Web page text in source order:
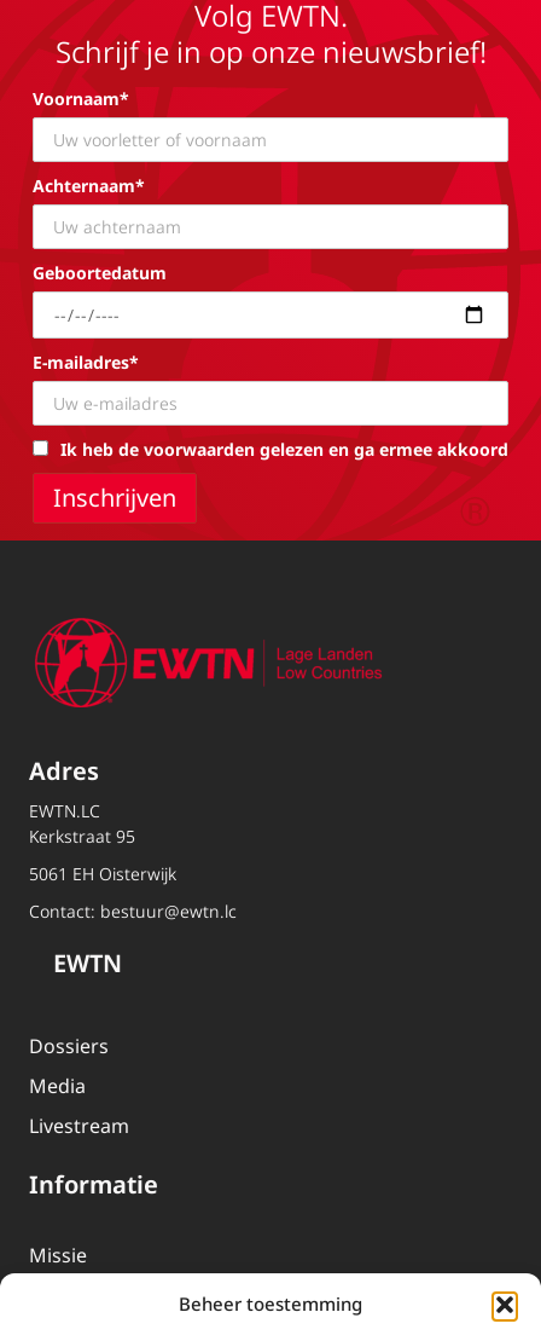
Beheer toestemming
Volg EWTN.
Schrijf je in op onze nieuwsbrief!
Voornaam*
Achternaam*
Geboortedatum
E-mailadres*
Ik heb de voorwaarden gelezen en ga ermee akkoord
Adres
EWTN.LC
Kerkstraat 95
5061 EH Oisterwijk
Contact: bestuur@ewtn.lc
EWTN
Dossiers
Media
Livestream
Informatie
Missie